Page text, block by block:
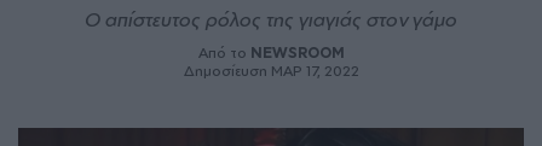
Ο απίστευτος ρόλος της γιαγιάς στον γάμο
Από το NEWSROOM
Δημοσίευση ΜΑΡ 17, 2022